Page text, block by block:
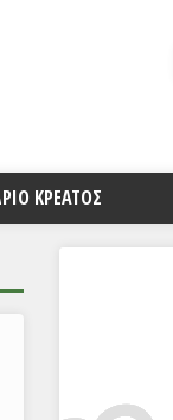
ΚΡΕΑΤΟΣ